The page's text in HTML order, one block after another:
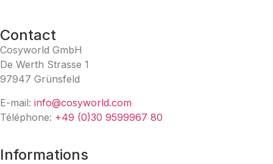
Contact
Cosyworld GmbH
De Werth Strasse 1
97947 Grünsfeld
E-mail: info@cosyworld.com
Téléphone: +49 (0)30 9599967 80
Informations